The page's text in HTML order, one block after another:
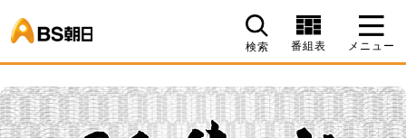
検索 番組表 メニュー